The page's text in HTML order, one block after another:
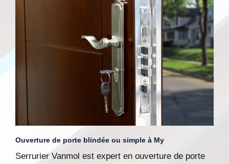
Ouverture de porte blindée ou simple à My
Serrurier Vanmol est expert en ouverture de porte